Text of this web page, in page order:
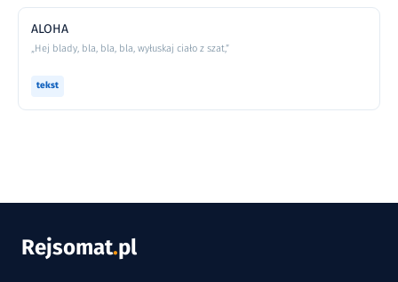
ALOHA
„Hej blady, bla, bla, bla, wyłuskaj ciało z szat,”
tekst
Rejsomat.pl